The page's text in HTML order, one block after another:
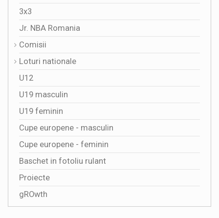
3x3
Jr. NBA Romania
Comisii
Loturi nationale
U12
U19 masculin
U19 feminin
Cupe europene - masculin
Cupe europene - feminin
Baschet in fotoliu rulant
Proiecte
gROwth